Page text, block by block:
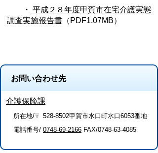
・ 平成２８年度甲賀市在宅介護実態
調査実施報告書 （PDF1.07MB）
お問い合わせ先
介護保険課
所在地/〒 528-8502甲賀市水口町水口6053番地
電話番号/ 0748-69-2166 FAX/0748-63-4085